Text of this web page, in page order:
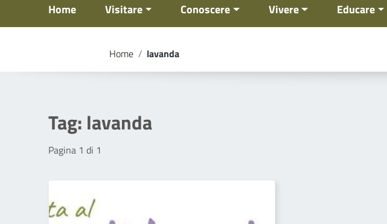
Home Visitare Conoscere Vivere Educare
Home / lavanda
Tag: lavanda
Pagina 1 di 1